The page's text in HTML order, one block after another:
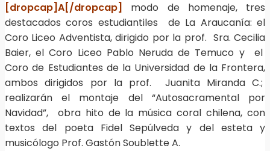
[dropcap]A[/dropcap]
modo de homenaje, tres
destacados coros estudiantiles de La Araucanía: el
Coro Liceo Adventista, dirigido por la prof. Sra. Cecilia
Baier, el Coro Liceo Pablo Neruda de Temuco y el
Coro de Estudiantes de la Universidad de la Frontera,
ambos dirigidos por la prof. Juanita Miranda C.;
realizarán el montaje del “Autosacramental por
Navidad”, obra hito de la música coral chilena, con
textos del poeta Fidel Sepúlveda y del esteta y
musicólogo Prof. Gastón Soublette A.